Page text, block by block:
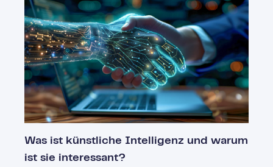
Was ist künstliche Intelligenz und warum
ist sie interessant?